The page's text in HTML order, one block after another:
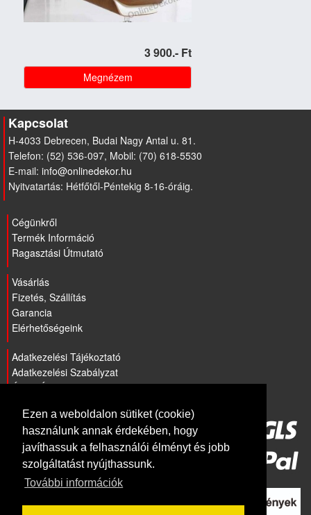
Ezen a weboldalon sütiket (cookie)
használunk annak érdekében, hogy
javíthassuk a felhasználói élményt és jobb
szolgáltatást nyújthassunk.
További információk
3 900.- Ft
Megnézem
Kapcsolat
H-4033 Debrecen, Budai Nagy Antal u. 81.
Telefon: (52) 536-097, Mobil: (70) 618-5530
E-mail:
Nyitvatartás: Hétfőtől-Péntekig 8-16-óráig.
Cégünkről
Termék Információ
Ragasztási Útmutató
Vásárlás
Fizetés, Szállítás
Garancia
Elérhetőségeink
Adatkezelési Tájékoztató
Adatkezelési Szabályzat
ÁSZF Általános szerződési feltételek